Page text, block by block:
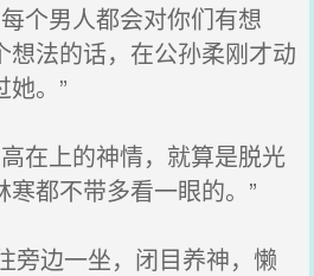
个男人都会对你们有想
想法的话，在公孙柔刚才动
她。”
在上的神情，就算是脱光
都不带多看一眼的。”
边一坐，闭目养神，懒